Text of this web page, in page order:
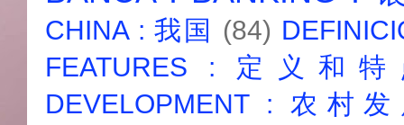
CHINA : 我国 (84)
FEATURES : 定义和
DEVELOPMENT : 农村